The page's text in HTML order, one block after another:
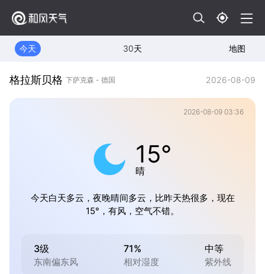
今天 30天 地图
格拉斯贝格 下萨克森 - 德国 2026-08-09
2026-08-09 03:36
15°
晴
今天白天多云，夜晚晴间多云，比昨天热很多，现在
15°，有风，空气不错。
3级
东南偏东风
71%
相对湿度
中等
紫外线